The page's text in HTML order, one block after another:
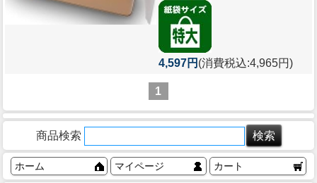
4,597円 (消費税込:4,965円)
1
商品検索
ホーム マイページ カート